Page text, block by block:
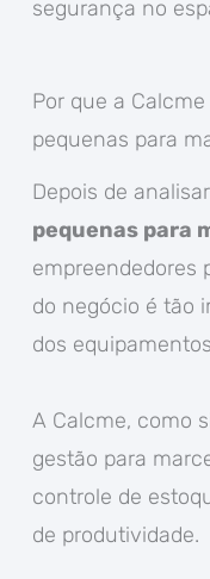
segurança no
Por que a
pequenas para
Depois de
pequenas para
empreendedores
do negócio é tão
dos
A Calcme, como
gestão para
controle de
de produtividade.